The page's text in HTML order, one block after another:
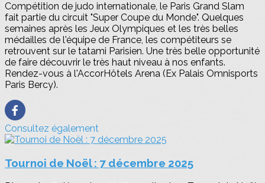
Compétition de judo internationale, le Paris Grand Slam
fait partie du circuit "Super Coupe du Monde". Quelques
semaines après les Jeux Olympiques et les très belles
médailles de l'équipe de France, les compétiteurs se
retrouvent sur le tatami Parisien. Une très belle opportunité
de faire découvrir le très haut niveau à nos enfants.
Rendez-vous à l'AccorHôtels Arena (Ex Palais Omnisports
Paris Bercy).
Consultez également
Tournoi de Noël : 7 décembre 2025